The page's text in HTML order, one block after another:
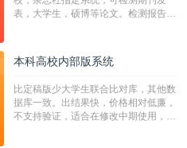
表，大学生，硕博等论文。检测报告支
本科高校内部版系统
比定稿版少大学生联合比对库，其他数
据库一致。出结果快，价格相对低廉，
不支持验证，适合在修改中期使用，定